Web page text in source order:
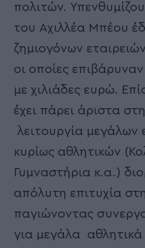
πολιτών.
του Αχιλλέα Μπέου
ζημιογόνων
οι οποίες
με χιλιάδες ευρώ.
έχει πάρει άριστα
λειτουργία μεγάλων
κυρίως αθλητικών
Γυμναστήρια κ.α.)
απόλυτη επιτυχία
παγιώνοντας
για μεγάλα